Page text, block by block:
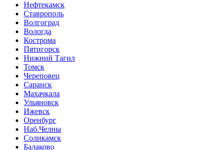
Нефтекамск
Ставрополь
Волгоград
Вологда
Кострома
Пятигорск
Нижний Тагил
Томск
Череповец
Саранск
Махачкала
Ульяновск
Ижевск
Оренбург
Наб.Челны
Соликамск
Балаково